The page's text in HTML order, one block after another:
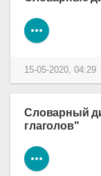
15-05-2020, 04:29
Словарный
глаголов"